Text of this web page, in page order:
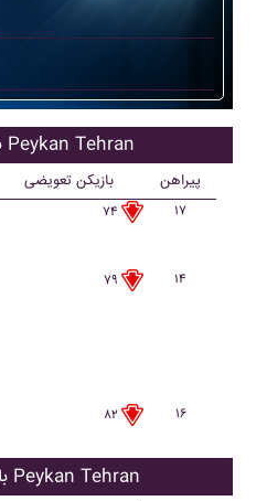
بازیکنان اصلی Peykan Tehran
بازیکن تعویضی پیراهن
۷۴
۱۷
۷۹
۱۴
۸۲
۱۶
بازیکن تعویضی Peykan Tehran